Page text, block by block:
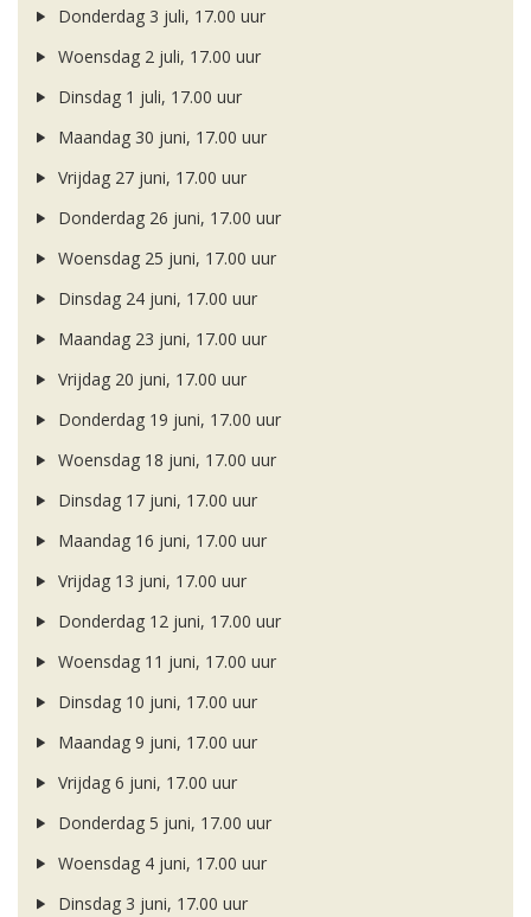
Donderdag 3 juli, 17.00 uur
Woensdag 2 juli, 17.00 uur
Dinsdag 1 juli, 17.00 uur
Maandag 30 juni, 17.00 uur
Vrijdag 27 juni, 17.00 uur
Donderdag 26 juni, 17.00 uur
Woensdag 25 juni, 17.00 uur
Dinsdag 24 juni, 17.00 uur
Maandag 23 juni, 17.00 uur
Vrijdag 20 juni, 17.00 uur
Donderdag 19 juni, 17.00 uur
Woensdag 18 juni, 17.00 uur
Dinsdag 17 juni, 17.00 uur
Maandag 16 juni, 17.00 uur
Vrijdag 13 juni, 17.00 uur
Donderdag 12 juni, 17.00 uur
Woensdag 11 juni, 17.00 uur
Dinsdag 10 juni, 17.00 uur
Maandag 9 juni, 17.00 uur
Vrijdag 6 juni, 17.00 uur
Donderdag 5 juni, 17.00 uur
Woensdag 4 juni, 17.00 uur
Dinsdag 3 juni, 17.00 uur